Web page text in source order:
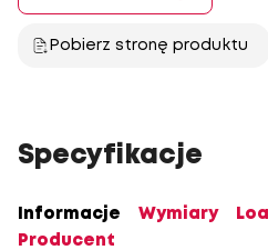
Pobierz stronę produktu
Specyfikacje
Informacje Wymiary
Producent